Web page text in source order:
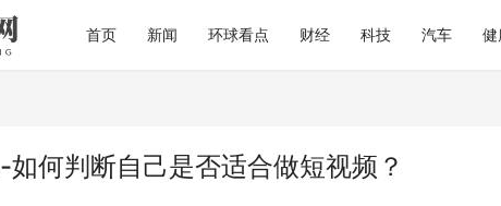
首页 新闻 环球看点 财经 科技 汽车 健
何判断自己是否适合做短视频？